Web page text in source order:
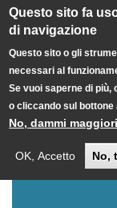
Questo sito fa
di navigazione
Questo sito o gli
necessari al
Se vuoi saperne di più,
o cliccando sul bottone
No, dammi
OK, Accetto No,